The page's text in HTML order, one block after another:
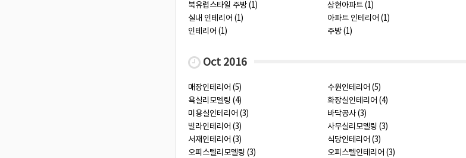
북유럽스타일 주방 (1)
상현아파트 (1)
실내 인테리어 (1)
아파트 인테리어 (1)
인테리어 (1)
주방 (1)
Oct 2016
매장인테리어 (5) 수원인테리어 (5)
욕실리모델링 (4)
화장실인테리어 (4)
미용실인테리어 (3)
바닥공사 (3)
빌라인테리어 (3)
사무실리모델링 (3)
서재인테리어 (3)
식당인테리어 (3)
오피스텔리모델링 (3)
오피스텔인테리어 (3)